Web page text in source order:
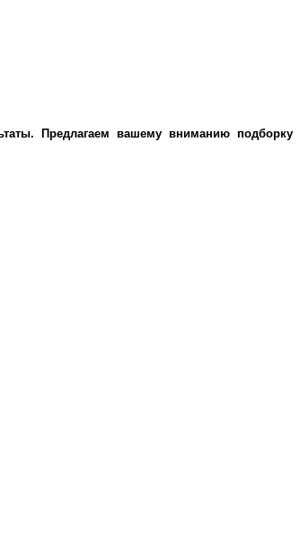
Предлагаем вашему вниманию подборку